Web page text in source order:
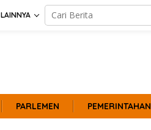
LAINNYA
PARLEMEN PEMERINTAHAN